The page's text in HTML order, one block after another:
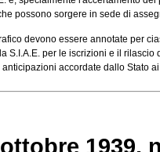
possono sorgere in sede di
devono essere annotate per
per le iscrizioni e il rilascio
accordate dallo Stato
1939,